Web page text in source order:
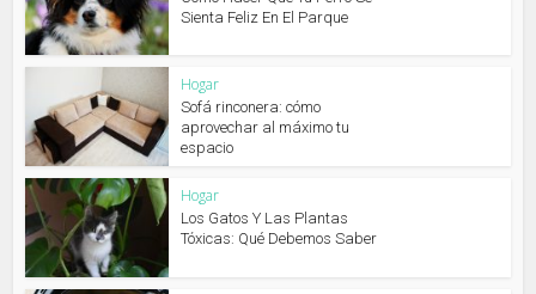
Sienta Feliz En El Parque
Hogar
Sofá rinconera: cómo
aprovechar al máximo tu
espacio
Hogar
Los Gatos Y Las Plantas
Tóxicas: Qué Debemos Saber